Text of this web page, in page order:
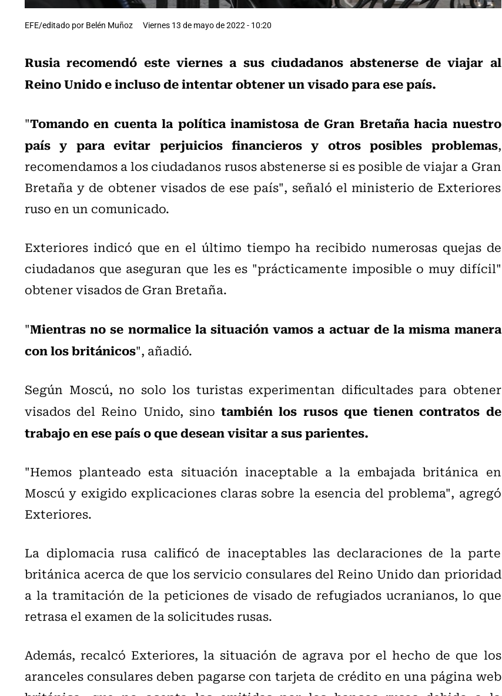
EFE/editado por Belén Muñoz Viernes 13 de mayo de 2022 - 10:20
Rusia recomendó este viernes a sus ciudadanos abstenerse de viajar al
Reino Unido e incluso de intentar obtener un visado para ese país.
"Tomando en cuenta la política inamistosa de Gran Bretaña hacia nuestro
país y para evitar perjuicios financieros y otros posibles problemas,
recomendamos a los ciudadanos rusos abstenerse si es posible de viajar a Gran
Bretaña y de obtener visados de ese país", señaló el ministerio de Exteriores
ruso en un comunicado.
Exteriores indicó que en el último tiempo ha recibido numerosas quejas de
ciudadanos que aseguran que les es "prácticamente imposible o muy difícil"
obtener visados de Gran Bretaña.
"Mientras no se normalice la situación vamos a actuar de la misma manera
con los británicos", añadió.
Según Moscú, no solo los turistas experimentan dificultades para obtener
visados del Reino Unido, sinotambién los rusos que tienen contratos de
trabajo en ese país o que desean visitar a sus parientes.
"Hemos planteado esta situación inaceptable a la embajada británica en
Moscú y exigido explicaciones claras sobre la esencia del problema", agregó
Exteriores.
La diplomacia rusa calificó de inaceptables las declaraciones de la parte
británica acerca de que los servicio consulares del Reino Unido dan prioridad
a la tramitación de la peticiones de visado de refugiados ucranianos, lo que
retrasa el examen de la solicitudes rusas.
Además, recalcó Exteriores, la situación de agrava por el hecho de que los
aranceles consulares deben pagarse con tarjeta de crédito en una página web